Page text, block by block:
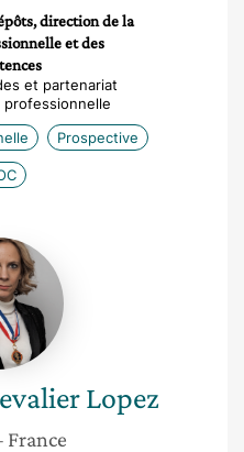
direction de la
et des
et partenariat
Prospective
Lopez
France